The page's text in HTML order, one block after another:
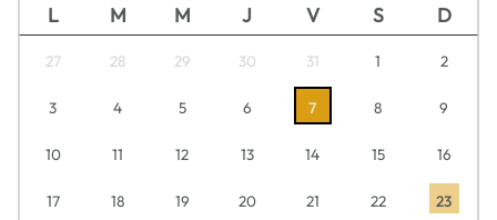
L M M J V S D
27 28 29 30 31 1 2
3 4 5 6 7 8 9
10 11 12 13 14 15 16
17 18 19 20 21 22 23